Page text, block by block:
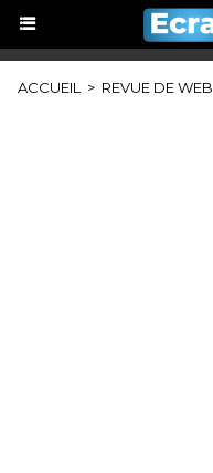
ACCUEIL > REVUE DE WEB